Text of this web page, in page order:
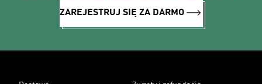
ZAREJESTRUJ SIĘ ZA DARMO